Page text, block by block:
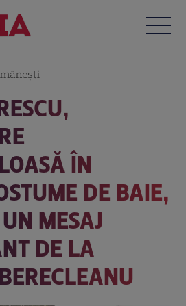
ÎN
DE BAIE,
MESAJ
DE LA